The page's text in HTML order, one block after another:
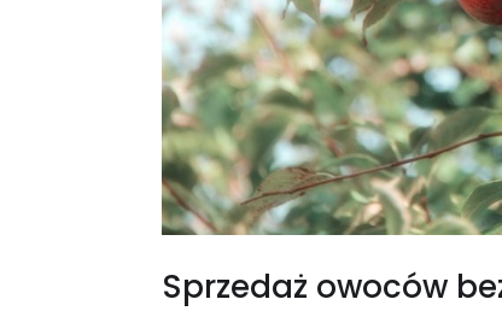
Sprzedaż owoców